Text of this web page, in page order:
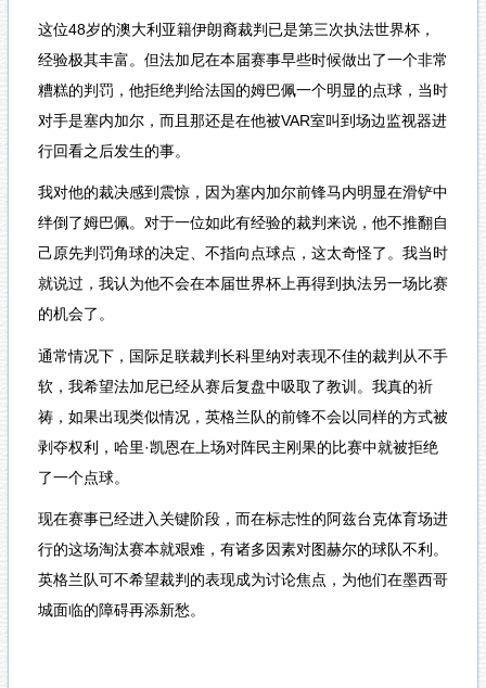
这位48岁的澳大利亚籍伊朗裔裁判已是第三次执法世界杯，
经验极其丰富。但法加尼在本届赛事早些时候做出了一个非常
糟糕的判罚，他拒绝判给法国的姆巴佩一个明显的点球，当时
对手是塞内加尔，而且那还是在他被VAR室叫到场边监视器进
行回看之后发生的事。
我对他的裁决感到震惊，因为塞内加尔前锋马内明显在滑铲中
绊倒了姆巴佩。对于一位如此有经验的裁判来说，他不推翻自
己原先判罚角球的决定、不指向点球点，这太奇怪了。我当时
就说过，我认为他不会在本届世界杯上再得到执法另一场比赛
的机会了。
通常情况下，国际足联裁判长科里纳对表现不佳的裁判从不手
软，我希望法加尼已经从赛后复盘中吸取了教训。我真的祈
祷，如果出现类似情况，英格兰队的前锋不会以同样的方式被
剥夺权利，哈里·凯恩在上场对阵民主刚果的比赛中就被拒绝
了一个点球。
现在赛事已经进入关键阶段，而在标志性的阿兹台克体育场进
行的这场淘汰赛本就艰难，有诸多因素对图赫尔的球队不利。
英格兰队可不希望裁判的表现成为讨论焦点，为他们在墨西哥
城面临的障碍再添新愁。